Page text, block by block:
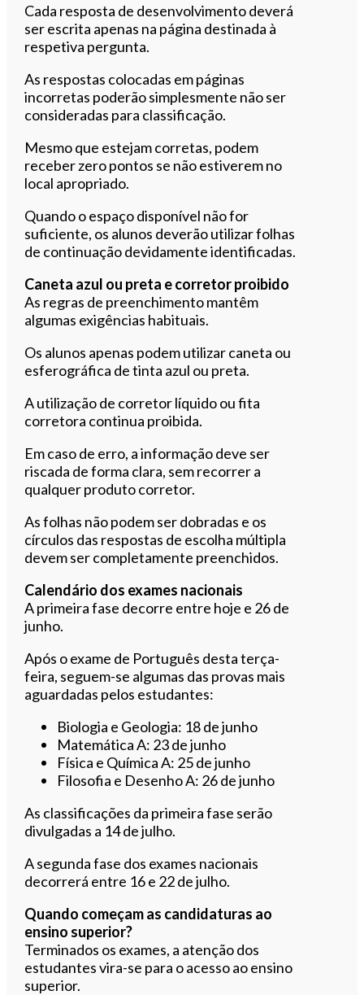
Cada resposta de desenvolvimento deverá
ser escrita apenas na página destinada à
respetiva pergunta.
As respostas colocadas em páginas
incorretas poderão simplesmente não ser
consideradas para classificação.
Mesmo que estejam corretas, podem
receber zero pontos se não estiverem no
local apropriado.
Quando o espaço disponível não for
suficiente, os alunos deverão utilizar folhas
de continuação devidamente identificadas.
Caneta azul ou preta e corretor proibido
As regras de preenchimento mantêm
algumas exigências habituais.
Os alunos apenas podem utilizar caneta ou
esferográfica de tinta azul ou preta.
A utilização de corretor líquido ou fita
corretora continua proibida.
Em caso de erro, a informação deve ser
riscada de forma clara, sem recorrer a
qualquer produto corretor.
As folhas não podem ser dobradas e os
círculos das respostas de escolha múltipla
devem ser completamente preenchidos.
Calendário dos exames nacionais
A primeira fase decorre entre hoje e 26 de
junho.
Após o exame de Português desta terça-
feira, seguem-se algumas das provas mais
aguardadas pelos estudantes:
Biologia e Geologia: 18 de junho
Matemática A: 23 de junho
Física e Química A: 25 de junho
Filosofia e Desenho A: 26 de junho
As classificações da primeira fase serão
divulgadas a 14 de julho.
A segunda fase dos exames nacionais
decorrerá entre 16 e 22 de julho.
Quando começam as candidaturas ao
ensino superior?
Terminados os exames, a atenção dos
estudantes vira-se para o acesso ao ensino
superior.